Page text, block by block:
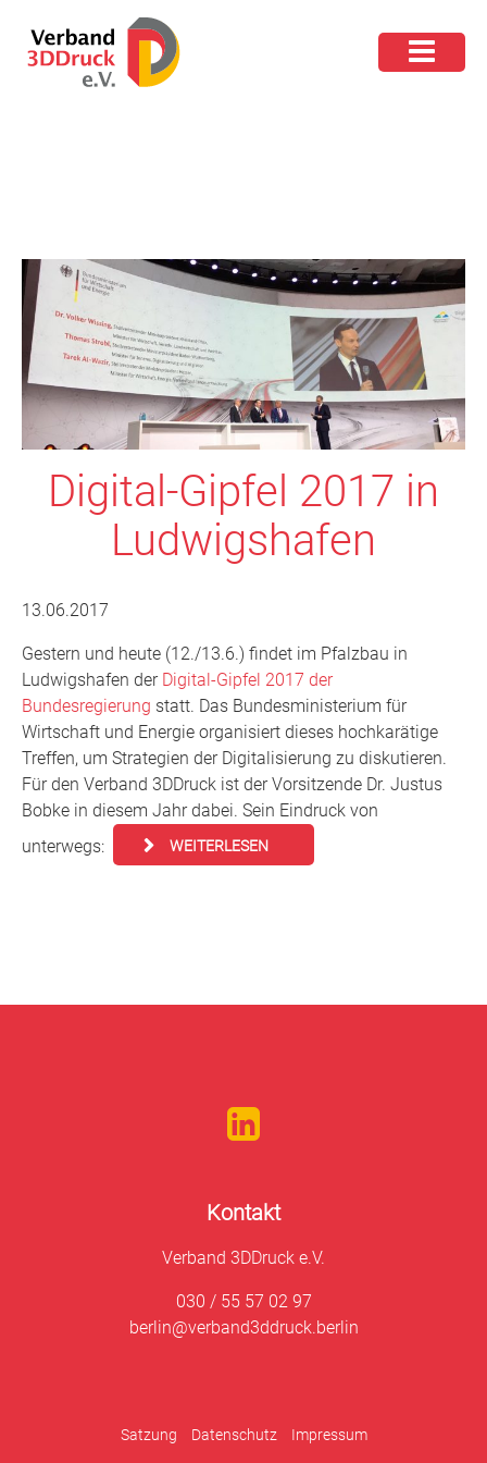
Digital-Gipfel 2017 in
Ludwigshafen
13.06.2017
Gestern und heute (12./13.6.) findet im Pfalzbau in
Ludwigshafen der Digital-Gipfel 2017 der
Bundesregierung statt. Das Bundesministerium für
Wirtschaft und Energie organisiert dieses hochkarätige
Treffen, um Strategien der Digitalisierung zu diskutieren.
Für den Verband 3DDruck ist der Vorsitzende Dr. Justus
Bobke in diesem Jahr dabei. Sein Eindruck von
unterwegs:
WEITERLESEN
Kontakt
Verband 3DDruck e.V.
030 / 55 57 02 97
berlin@verband3ddruck.berlin
Satzung Datenschutz Impressum